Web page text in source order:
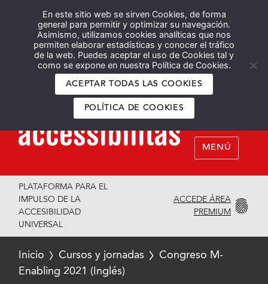
En este sitio web se sirven Cookies, de forma
general para permitir y optimizar su navegación.
Asimismo, utilizamos cookies analíticas que nos
permiten elaborar estadísticas y conocer el tráfico
de la web. Puedes aceptar el uso de Cookies tal y
como se expone en nuestra Política de Cookies.
ACEPTAR TODAS LAS COOKIES
POLÍTICA DE COOKIES
Español English
MENÚ
PLATAFORMA PARA EL
IMPULSO DE LA
ACCESIBILIDAD
UNIVERSAL
ACCEDE ÁREA
PREMIUM
Inicio Cursos y jornadas
Congreso M-
Enabling 2021 (Inglés)